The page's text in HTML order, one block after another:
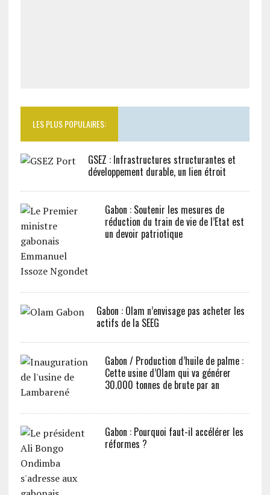
LES PLUS POPULAIRES:
GSEZ : Infrastructures structurantes et
développement durable, un lien étroit
Gabon : Soutenir les mesures de
réduction du train de vie de l’Etat est
un devoir patriotique
Gabon : Olam n’envisage pas acheter les
actifs de la SEEG
Gabon / Production d’huile de palme :
Cette usine d’Olam qui va générer
30.000 tonnes de brute par an
Gabon : Pourquoi faut-il accélérer les
réformes ?